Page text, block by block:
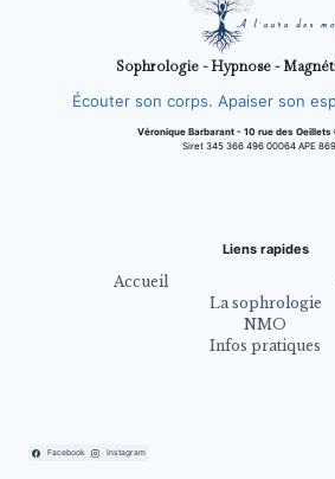
Sophrologie - Hypnose -
Écouter son corps. Apaiser son
Véronique Barbarant - 10 rue des Oeillets
Siret 345 366 496 00064 APE
Liens rapides
Accueil
La sophrologie
NMO
Infos pratiques
Facebook Instagram